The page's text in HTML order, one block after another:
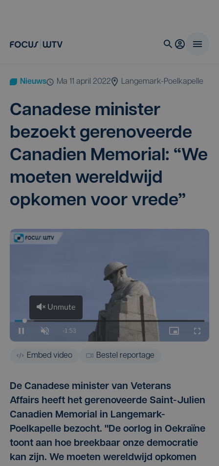
Nieuws ma 11 april 2022 Langemark-Poelkapelle
Cana­de­se minis­ter
bezoekt gere­no­veer­de
Cana­dien Memo­ri­al: “We
moe­ten wereld­wijd
opko­men voor vrede”
Embed video Bestel reportage
De Canadese minister van Veterans
Affairs heeft het gerenoveerde Saint-Julien
Canadien Memorial in Langemark-
Poelkapelle bezocht. "De oorlog in Oekraïne
toont aan hoe breekbaar onze democratie
kan zijn. We moeten wereldwijd opkomen